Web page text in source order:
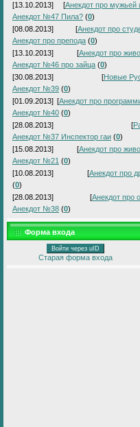
[13.10.2013]
[Анекдот про мужьей
Анекдот №47 Пила? (0)
[08.08.2013]
[Анекдот про
Анекдот про препода (0)
[13.10.2013]
[Анекдот про
Анекдот №46 про зайца (0)
[30.08.2013]
[Новые
Анекдот №39 (0)
[01.09.2013] [Анекдот про
Анекдот №40 (0)
[28.08.2013]
[
Анекдот №37 Инспектор гаи (0)
[15.08.2013]
[Анекдот про
Анекдот №21 (0)
[10.08.2013]
[Анекдот про
(0)
[28.08.2013]
[Анекдот про
Анекдот №38 (0)
Форма входа
Войти через uID
Старая форма входа